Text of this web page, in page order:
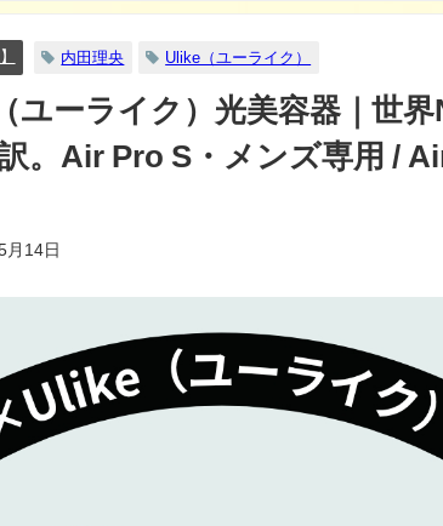
内田理央 Ulike（ユーライク）
ユーライク）光美容器｜世
。Air Pro S・メンズ専用 /
月14日